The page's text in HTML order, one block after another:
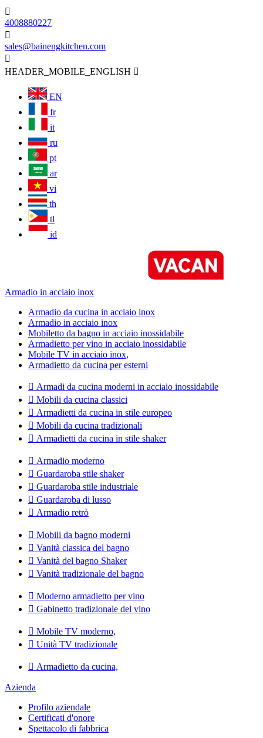

4008880227

sales@bainengkitchen.com

HEADER_MOBILE_ENGLISH 
EN
fr
it
ru
pt
ar
vi
th
tl
id
Armadio in acciaio inox
Armadio da cucina in acciaio inox
Armadio in acciaio inox
Mobiletto da bagno in acciaio inossidabile
Armadietto per vino in acciaio inossidabile
Mobile TV in acciaio inox,
Armadietto da cucina per esterni
 Armadi da cucina moderni in acciaio inossidabile
 Mobili da cucina classici
 Armadietti da cucina in stile europeo
 Mobili da cucina tradizionali
 Armadietti da cucina in stile shaker
 Armadio moderno
 Guardaroba stile shaker
 Guardaroba stile industriale
 Guardaroba di lusso
 Armadio retrò
 Mobili da bagno moderni
 Vanità classica del bagno
 Vanità del bagno Shaker
 Vanità tradizionale del bagno
 Moderno armadietto per vino
 Gabinetto tradizionale del vino
 Mobile TV moderno,
 Unità TV tradizionale
 Armadietto da cucina,
Azienda
Profilo aziendale
Certificati d'onore
Spettacolo di fabbrica